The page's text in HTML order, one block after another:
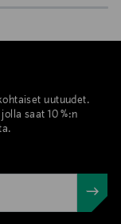
uutuudet.
saat 10 %:n